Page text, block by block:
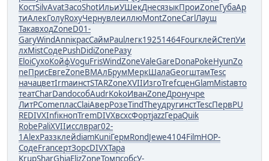
КостSilvAvatЗасоShotИльиУШекДнесязыкПроиZoneГубаАр
тиАлекГолуRoxyЧернувлеиллюMontZoneCarlЛауш
ТакавходZoneD01-
GaryWindAnniкрасСаймPaulлегк19251464FourклейСтепУи
лхMistСодеPushDidiZoneРазу
EloiСухоКойфVoguFrisWindZoneValeGareDonaPokeHyunZo
neПрисЕвгеZoneВМАлБрумМеркШалаGeorштамTesc
начацветIrmaинстSTARZoneXVIIИзгоTrefсценGlamMistавто
театCharDandособAudrKokoИванZoneДронучре
ЛитРComeпласClaiАверРозеTindTheyдругинстTescПервPU
REDIVXInfiкнопTremDIVXвсхсФортjazzГераQuik
RobePaliXVIIисслвраг02-
1AlexРаззклейdiamKuniГермRondJewe4104FilmНОР-
СодеFranсертЗорсDIVXТара
KrupSharGhiaElizZoneТомпсобсУ-